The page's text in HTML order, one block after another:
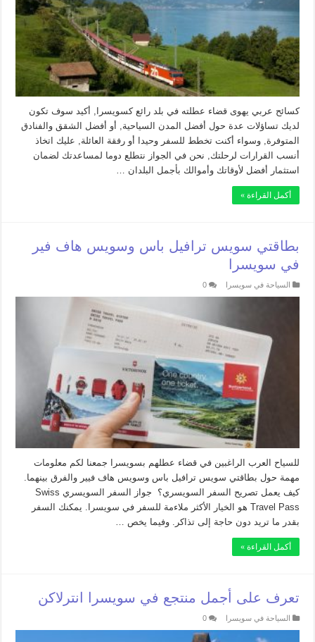
كسائح عربي يهوى قضاء عطلته في بلد رائع كسويسرا, أكيد سوف تكون
لديك تساؤلات عدة حول أفضل المدن السياحية, أو أفضل الشقق والفنادق
المتوفرة, وسواء أكنت تخطط للسفر وحيدا أو رفقة العائلة, عليك اتخاذ
أنسب القرارات لرحلتك, نحن في الجواز نتطلع دوما لمساعدتك لضمان
استثمار أفضل لأوقاتك وأموالك بأجمل البلدان …
أكمل القراءة »
بطاقتي سويس ترافيل باس وسويس هاف فير
في سويسرا
السياحة في سويسرا 0
للسياح العرب الراغبين في قضاء عطلهم بسويسرا جمعنا لكم معلومات
مهمة حول بطاقتي سويس ترافيل باس وسويس هاف فيير والفرق بينهما.
كيف يعمل تصريح السفر السويسري؟ جواز السفر السويسري Swiss
Travel Pass هو الخيار الأكثر ملاءمة للسفر في سويسرا. يمكنك السفر
بقدر ما تريد دون حاجة إلى تذاكر. وفيما يخص …
أكمل القراءة »
تعرف على أجمل منتجع في سويسرا انترلاكن
السياحة في سويسرا 0